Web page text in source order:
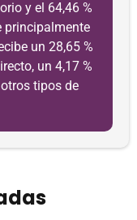
y el 64,46 %
principalmente
un 28,65 %
un 4,17 %
tipos de